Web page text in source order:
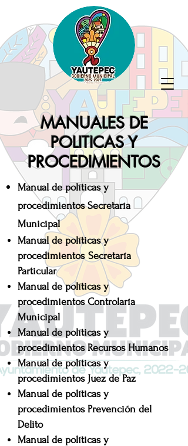
MANUALES DE
POLITICAS Y
PROCEDIMIENTOS
Manual de políticas y
procedimientos Secretaría
Municipal
Manual de políticas y
procedimientos Secretaría
Particular
Manual de políticas y
procedimientosControlaría
Municipal
Manual de políticas y
procedimientosRecursos Humanos
Manual de políticas y
procedimientosJuez de Paz
Manual de políticas y
procedimientosPrevención del
Delito
Manual de políticas y